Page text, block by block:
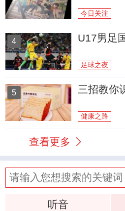
今日关注
4 U17男足
足球之夜
5 三招教你
健康之路
查看更多
听音